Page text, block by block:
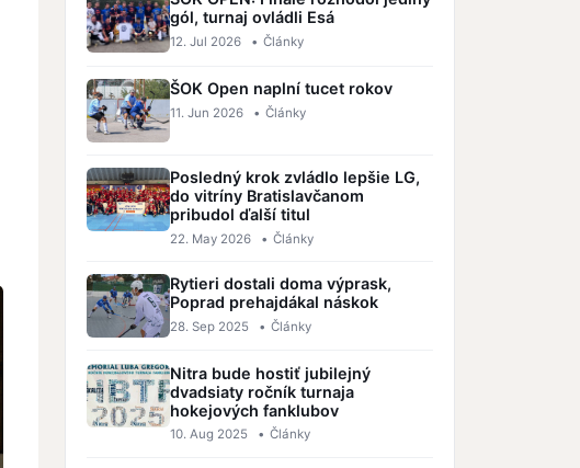
gól, turnaj ovládli Esá
12. Jul 2026 • Články
ŠOK Open naplní tucet rokov
11. Jun 2026 • Články
Posledný krok zvládlo lepšie LG,
do vitríny Bratislavčanom
pribudol ďalší titul
22. May 2026 • Články
Rytieri dostali doma výprask,
Poprad prehajdákal náskok
28. Sep 2025 • Články
Nitra bude hostiť jubilejný
dvadsiaty ročník turnaja
hokejových fanklubov
10. Aug 2025 • Články